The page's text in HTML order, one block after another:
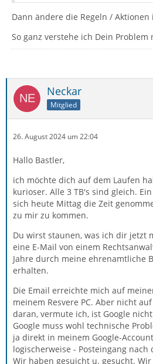
Dann ändere die Regeln / Aktionen
So ganz verstehe ich Dein Problem
Neckar
Mitglied
26. August 2024 um 22:04
Hallo Bastler,
ich möchte dich auf dem Laufen
kurioser. Alle 3 TB's sind gleich.
sich heute Mittag die Zeit
zu mir zu kommen.
Du wirst staunen, was ich dir jetzt
eine E-Mail von einem
Jahre durch meine ehrenamtliche
erhalten.
Die Email erreichte mich auf
meinem Resvere PC. Aber nicht
daran, vermute ich, ist Google
Google muss wohl technische
ja direkt in meinem Google-
logischerweise - Posteingang nach
Wir haben gesuicht u. gesucht.